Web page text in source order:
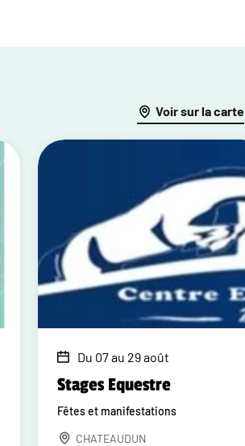
Voir sur la carte
Du 07 au 29 août
Stages Equestre
Fêtes et manifestations
CHATEAUDUN